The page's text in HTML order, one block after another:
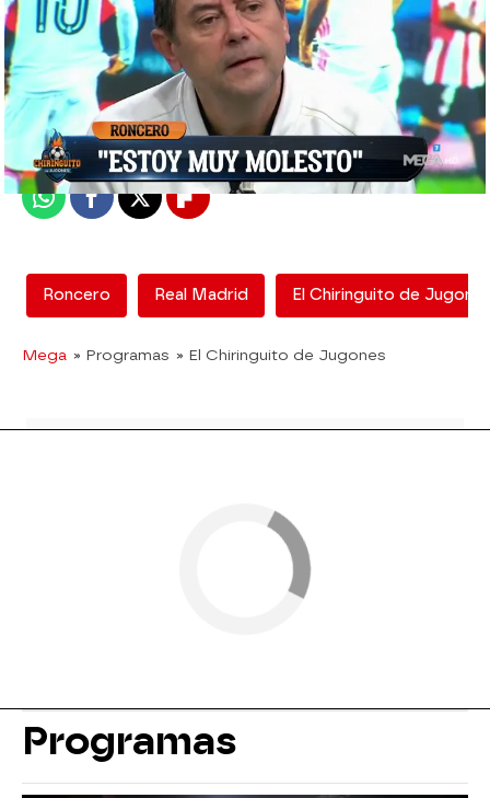
El Chiringuito
Madrid
Publicado:15 de enero de 2021, 01:52
WhatsappFacebook
X Flipboard
Roncero Real Madrid El Chiringuito de
Mega » Programas » El Chiringuito de Jugones
Programas